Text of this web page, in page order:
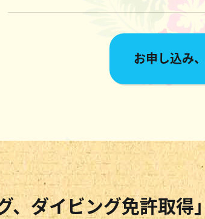
お申し込み
、ダイビング免許取得